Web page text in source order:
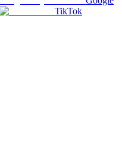
TikTok